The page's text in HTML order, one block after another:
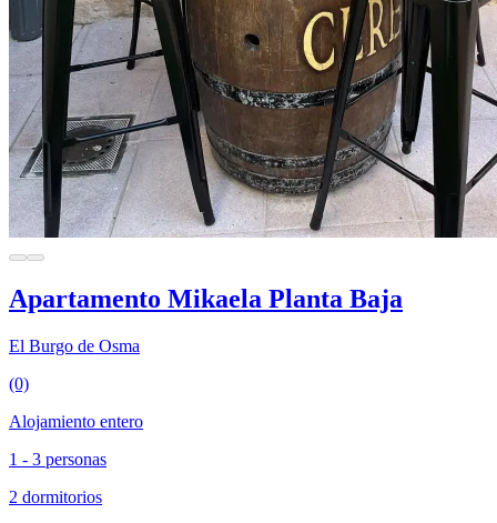
Apartamento Mikaela Planta Baja
El Burgo de Osma
(0)
Alojamiento entero
1 - 3 personas
2 dormitorios